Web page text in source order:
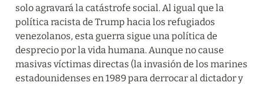
solo agravará la catástrofe social. Al igual que la
política racista de Trump hacia los refugiados
venezolanos, esta guerra sigue una política de
desprecio por la vida humana. Aunque no cause
masivas víctimas directas (la invasión de los marines
estadounidenses en 1989 para derrocar al dictador y